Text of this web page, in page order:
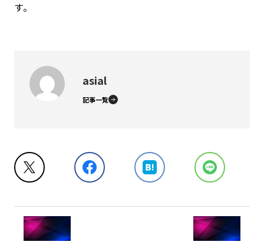
す。
asial
記事一覧